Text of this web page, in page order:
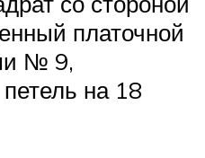
платочной
№ 9,
на 18